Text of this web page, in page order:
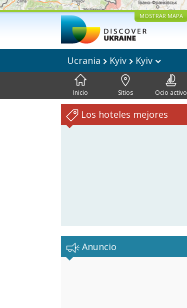
MOSTRAR MAPA
Ucrania Kyiv Kyiv
Inicio Sitios Ocio activo
Los hoteles mejores
Anuncio